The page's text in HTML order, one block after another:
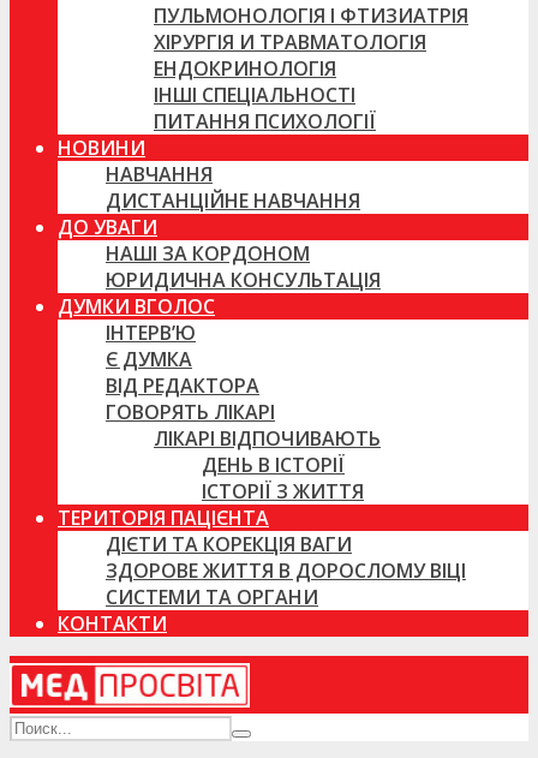
ПУЛЬМОНОЛОГІЯ І ФТИЗИАТРІЯ
ХІРУРГІЯ И ТРАВМАТОЛОГІЯ
ЕНДОКРИНОЛОГІЯ
ІНШІ СПЕЦІАЛЬНОСТІ
ПИТАННЯ ПСИХОЛОГІЇ
НОВИНИ
НАВЧАННЯ
ДИСТАНЦІЙНЕ НАВЧАННЯ
ДО УВАГИ
НАШІ ЗА КОРДОНОМ
ЮРИДИЧНА КОНСУЛЬТАЦІЯ
ДУМКИ ВГОЛОС
ІНТЕРВ’Ю
Є ДУМКА
ВІД РЕДАКТОРА
ГОВОРЯТЬ ЛІКАРІ
ЛІКАРІ ВІДПОЧИВАЮТЬ
ДЕНЬ В ІСТОРІЇ
ІСТОРІЇ З ЖИТТЯ
ТЕРИТОРІЯ ПАЦІЄНТА
ДІЄТИ ТА КОРЕКЦІЯ ВАГИ
ЗДОРОВЕ ЖИТТЯ В ДОРОСЛОМУ ВІЦІ
СИСТЕМИ ТА ОРГАНИ
КОНТАКТИ